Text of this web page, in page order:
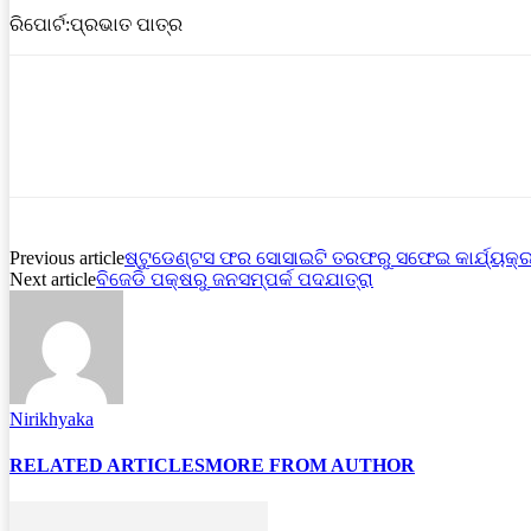
ରିପୋର୍ଟ:ପ୍ରଭାତ ପାତ୍ର
Previous articleଷ୍ଟୁଡେଣ୍ଟସ ଫର ସୋସାଇଟି ତରଫରୁ ସଫେଇ
Next articleବିଜେଡି ପକ୍ଷରୁ ଜନସମ୍ପର୍କ ପଦଯାତ୍ରା
Nirikhyaka
RELATED ARTICLESMORE FROM AUTHOR